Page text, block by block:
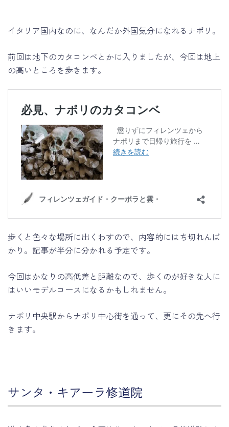
イタリア国内なのに、なんだか外国気分になれるナポリ。
前回は地下のカタコンベとかに入りましたが、今回は地上
の高いところを歩きます。
歩くと色々な場所に出くわすので、内容的にはち切れんば
かり。記事が半分に分かれる予定です。
今回はかなりの高低差と距離なので、歩くのが好きな人に
はいいモデルコースになるかもしれません。
ナポリ中央駅からナポリ中心街を通って、更にその先へ行
きます。
サンタ・キアーラ修道院